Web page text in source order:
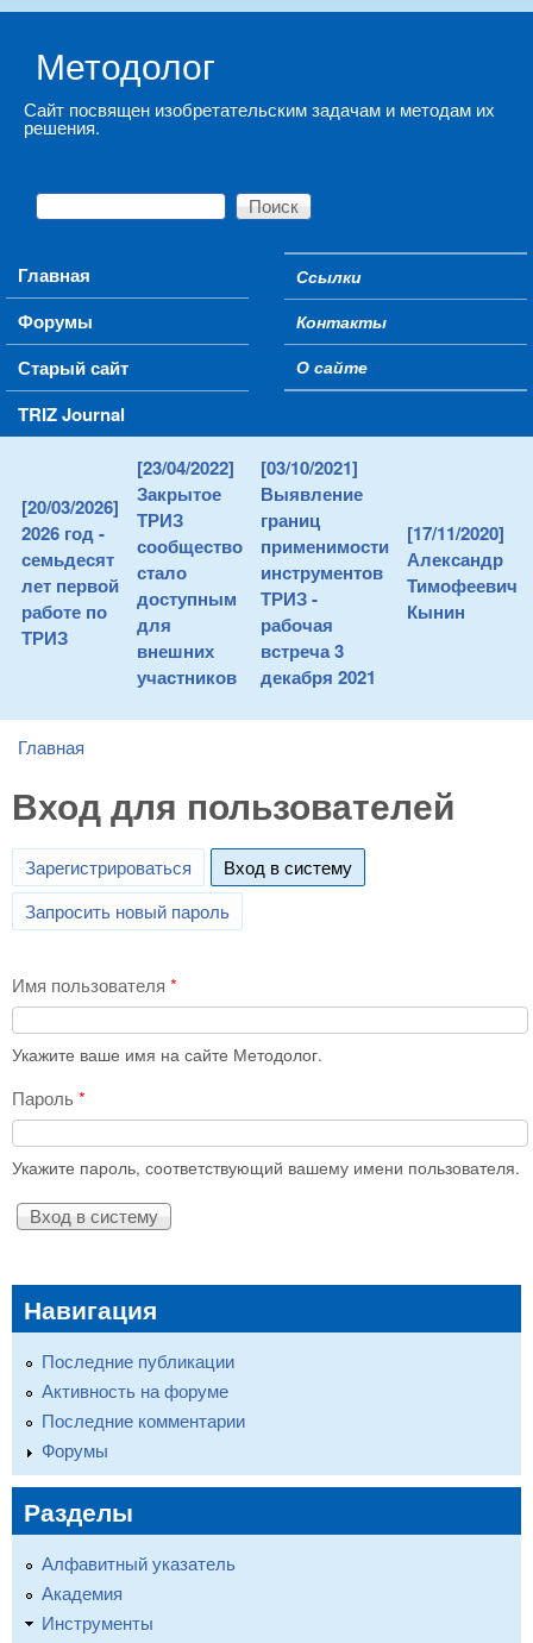
Методолог
Сайт посвящен изобретательским задачам и методам их
решения.
Форма поиска
Поиск
Main menu
Главная
Форумы
Старый сайт
TRIZ Journal
Secondary menu
Ссылки
Контакты
О сайте
[20/03/2026]
2026 год -
семьдесят
лет первой
работе по
ТРИЗ
[23/04/2022]
Закрытое
ТРИЗ
сообщество
стало
доступным
для
внешних
участников
[03/10/2021]
Выявление
границ
применимости
инструментов
ТРИЗ -
рабочая
встреча 3
декабря 2021
[17/11/2020]
Александр
Тимофеевич
Кынин
You are here
Главная
Вход для пользователей
Зарегистрироваться Вход в систему
Запросить новый пароль
Имя пользователя *
Укажите ваше имя на сайте Методолог.
Пароль*
Укажите пароль, соответствующий вашему имени пользователя.
Навигация
Последние публикации
Активность на форуме
Последние комментарии
Форумы
Разделы
Алфавитный указатель
Академия
Инструменты